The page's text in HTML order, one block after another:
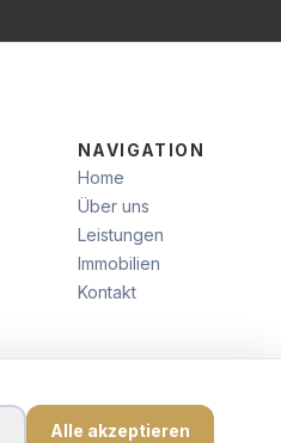
NAVIGATION
Home
Über uns
Leistungen
Immobilien
Kontakt
Alle akzeptieren